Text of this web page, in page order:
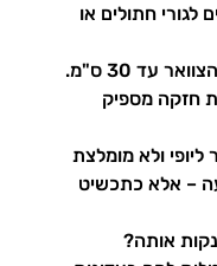
חתולים או
עד 30 ס"מ.
חזקה מספיק
ולא מומלצת
– אלא כתכשיט
אותה?